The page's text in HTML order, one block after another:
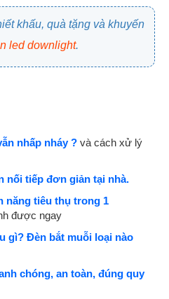
khấu, quà tặng và khuyến
led downlight.
nhấp nháy ? và cách xử lý
nối tiếp đơn giản tại nhà.
năng tiêu thụ trong 1
được ngay
gì? Đèn bắt muỗi loại nào
chóng, an toàn, đúng quy